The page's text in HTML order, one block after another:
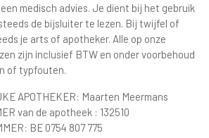
medisch advies. Je dient bij het gebruik
de bijsluiter te lezen. Bij twijfel of
je arts of apotheker. Alle op onze
zijn inclusief BTW en onder voorbehoud
of typfouten.
APOTHEKER: Maarten Meermans
van de apotheek : 132510
BE 0754 807 775